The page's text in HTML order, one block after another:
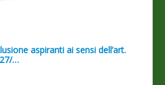
aspiranti ai sensi dell’art.
…